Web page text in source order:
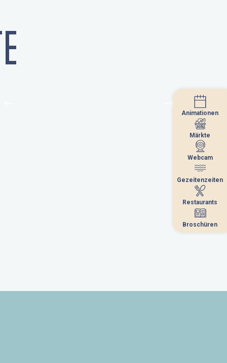
Animationen
Märkte
Webcam
Gezeitenzeiten
Restaurants
Broschüren